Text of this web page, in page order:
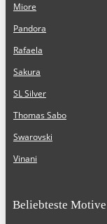
Miore
Pandora
Rafaela
Sakura
SL Silver
Thomas Sabo
Swarovski
Vinani
Beliebteste Motive